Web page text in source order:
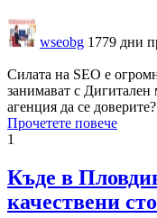
wseobg 1779 дни
Силата на SEO е
занимават с Дигитален
агенция да се
Прочетете повече
1
Къде в
качествени